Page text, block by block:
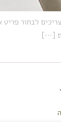
לבחור פריט
[…]